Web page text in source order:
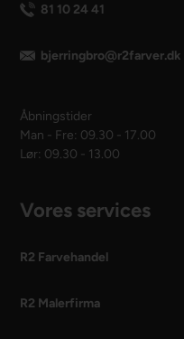
81 10 24 41
bjerringbro@r2farver.dk
Åbningstider
Man - Fre: 09.30 - 17.00
Lør: 09.30 - 13.00
Vores services
R2 Farvehandel
R2 Malerfirma